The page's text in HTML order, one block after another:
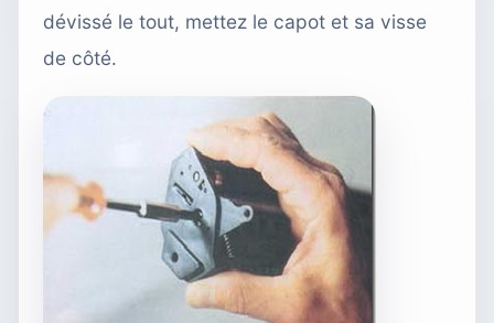
dévissé le tout, mettez le capot et sa visse
de côté.